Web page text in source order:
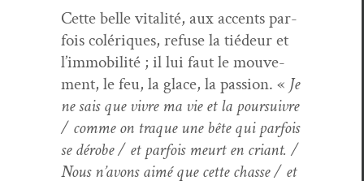
Cette belle vital­ité, aux accents par­
fois colériques, refuse la tiédeur et
l’immobilité ; il lui faut le mou­ve­
ment, le feu, la glace, la pas­sion. « Je
ne sais que vivre ma vie et la pour­suiv­re
/ comme on traque une bête qui par­fois
se dérobe / et par­fois meurt en cri­ant. /
Nous n’avons aimé que cette chas­se / et